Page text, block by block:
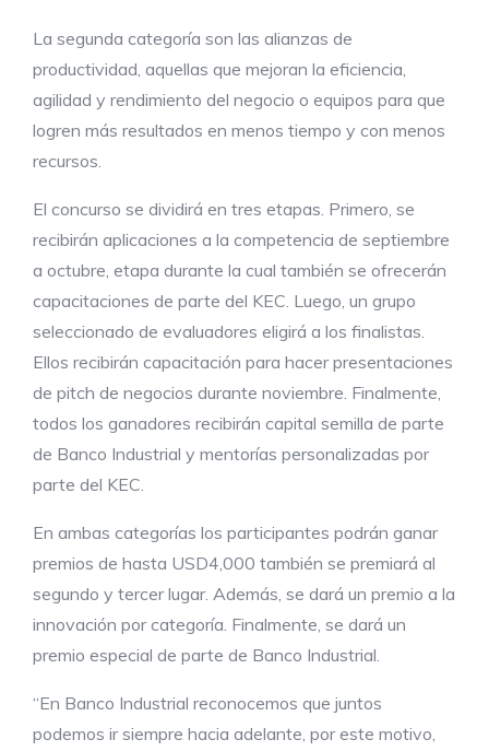
La segunda categoría son las alianzas de
productividad, aquellas que mejoran la eficiencia,
agilidad y rendimiento del negocio o equipos para que
logren más resultados en menos tiempo y con menos
recursos.
El concurso se dividirá en tres etapas. Primero, se
recibirán aplicaciones a la competencia de septiembre
a octubre, etapa durante la cual también se ofrecerán
capacitaciones de parte del KEC. Luego, un grupo
seleccionado de evaluadores eligirá a los finalistas.
Ellos recibirán capacitación para hacer presentaciones
de pitch de negocios durante noviembre. Finalmente,
todos los ganadores recibirán capital semilla de parte
de Banco Industrial y mentorías personalizadas por
parte del KEC.
En ambas categorías los participantes podrán ganar
premios de hasta USD4,000 también se premiará al
segundo y tercer lugar. Además, se dará un premio a la
innovación por categoría. Finalmente, se dará un
premio especial de parte de Banco Industrial.
“En Banco Industrial reconocemos que juntos
podemos ir siempre hacia adelante, por este motivo,